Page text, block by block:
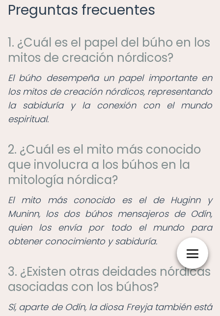
Preguntas frecuentes
1. ¿Cuál es el papel del búho en los
mitos de creación nórdicos?
El búho desempeña un papel importante en
los mitos de creación nórdicos, representando
la sabiduría y la conexión con el mundo
espiritual.
2. ¿Cuál es el mito más conocido
que involucra a los búhos en la
mitología nórdica?
El mito más conocido es el de Huginn y
Muninn, los dos búhos mensajeros de Odín,
quien los envía por todo el mundo para
obtener conocimiento y sabiduría.
3. ¿Existen otras deidades nórdicas
asociadas con los búhos?
Sí, aparte de Odín, la diosa Freyja también está